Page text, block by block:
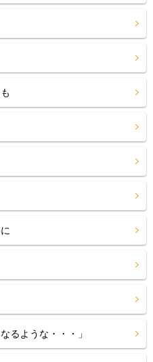
るような・・・」